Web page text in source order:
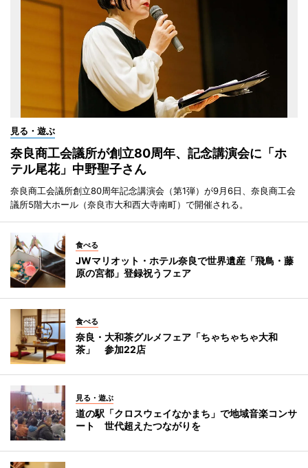
見る・遊ぶ
奈良商工会議所が創立80周年、記念講演会に「ホ
テル尾花」中野聖子さん
奈良商工会議所創立80周年記念講演会（第1弾）が9月6日、奈良商工会
議所5階大ホール（奈良市大和西大寺南町）で開催される。
食べる
JWマリオット・ホテル奈良で世界遺産「飛鳥・藤
原の宮都」登録祝うフェア
食べる
奈良・大和茶グルメフェア「ちゃちゃちゃ大和
茶」 参加22店
見る・遊ぶ
道の駅「クロスウェイなかまち」で地域音楽コンサ
ート 世代超えたつながりを